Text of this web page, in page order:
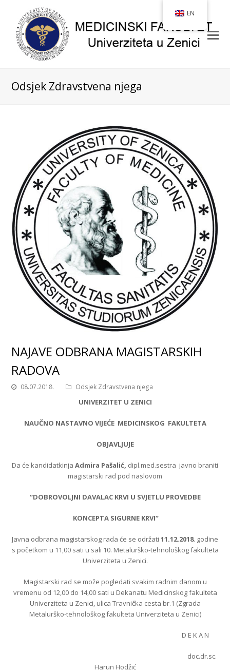
Odsjek Zdravstvena njega
NAJAVE ODBRANA MAGISTARSKIH
RADOVA
08.07.2018. Odsjek Zdravstvena njega
UNIVERZITET U ZENICI
NAUČNO NASTAVNO VIJEĆE MEDICINSKOG FAKULTETA
OBJAVLJUJE
Da će kandidatkinja Admira Pašalić, dipl.med.sestra javno braniti
magistarski rad pod naslovom
“DOBROVOLJNI DAVALAC KRVI U SVJETLU PROVEDBE
KONCEPTA SIGURNE KRVI”
Javna odbrana magistarskog rada će se održati 11.12.2018. godine
s početkom u 11,00 sati u sali 10. Metalurško-tehnološkog fakulteta
Univerziteta u Zenici.
Magistarski rad se može pogledati svakim radnim danom u
vremenu od 12,00 do 14,00 sati u Dekanatu Medicinskog fakulteta
Univerziteta u Zenici, ulica Travnička cesta br.1 (Zgrada
Metalurško-tehnološkog fakulteta Univerziteta u Zenici)
D E K A N
doc.dr.sc.
Harun Hodžić
EN